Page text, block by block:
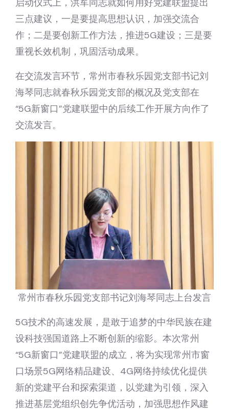
启动仪式上，洪军同志就如何用好党建联盟提出
三点建议，一是要提高思想认识，加强交流合
作；二是要创新工作方法，推进5G建设；三是要
重视长效机制，巩固活动成果。
在交流发言环节，常州市春秋乐园党支部书记刘
海琴同志就春秋乐园党支部的概况及党支部在
“5G新窗口”党建联盟中的后续工作开展方向作了
交流发言。
常州市春秋乐园党支部书记刘海琴同志上台发言
5G技术的高速发展，是敢于追梦的中华民族在建
设科技强国道路上不断创新的缩影。本次常州
“5G新窗口”党建联盟的成立，将为实现常州市窗
口场景5G网络精品建设、4G网络持续优化提供
新的党建平台和探索渠道，以党建为引领，深入
推进基层党组织创先争优活动，加强思想作风建